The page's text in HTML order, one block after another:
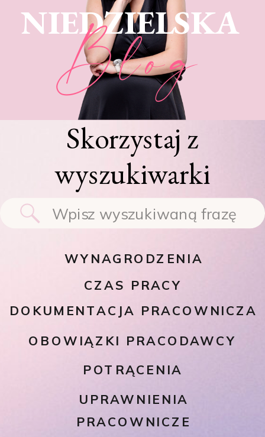
NIEDZIELSKA
Blog
Skorzystaj z
wyszukiwarki
Search
for:
CZAS PRACY
DOKUMENTACJA PRACOWNICZA
OBOWIĄZKI PRACODAWCY
POTRĄCENIA
UPRAWNIENIA
PRACOWNICZE
WYNAGRODZENIA